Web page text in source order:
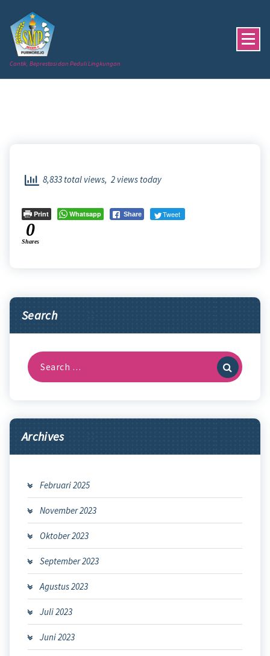
content
Cantik, Beprestasi dan Peduli Lingkungan
8,833 total views, 2 views today
Print Whatsapp Share Tweet
0
Shares
Search
Search
for:
Archives
Februari 2025
November 2023
Oktober 2023
September 2023
Agustus 2023
Juli 2023
Juni 2023